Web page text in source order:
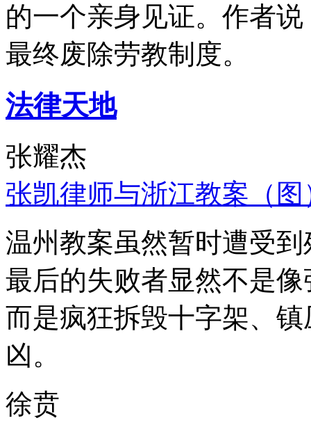
的一个亲身见证。作者
最终废除劳教制度。
法律天地
张耀杰
张凯律师与浙江教案（图
温州教案虽然暂时遭受
最后的失败者显然不是
而是疯狂拆毁十字架、
凶。
徐贲